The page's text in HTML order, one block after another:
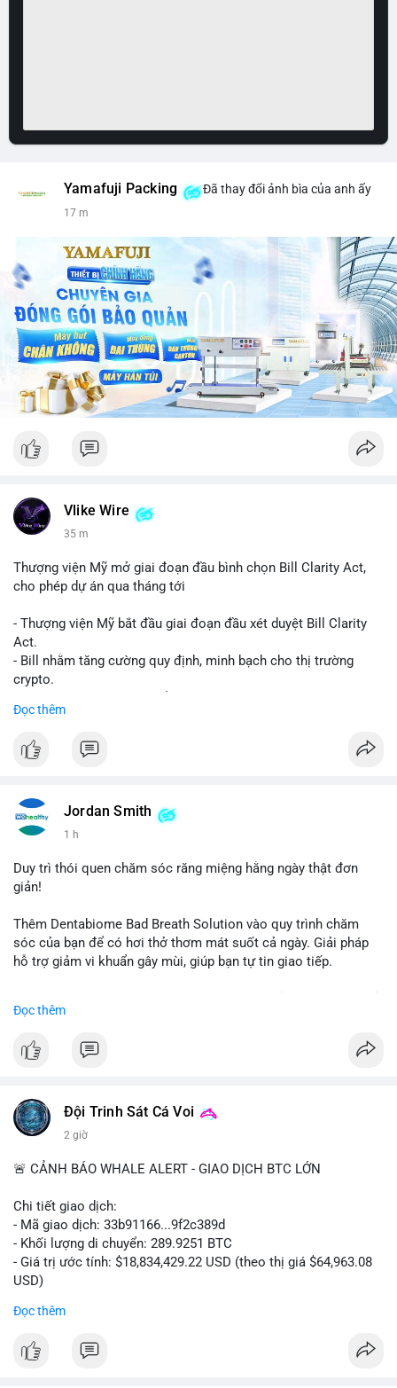
Yamafuji Packing Đã thay đổi ảnh bìa của anh ấy
17 m
Vlike Wire
35 m
Thượng viện Mỹ mở giai đoạn đầu bình chọn Bill Clarity Act,
cho phép dự án qua tháng tới
- Thượng viện Mỹ bắt đầu giai đoạn đầu xét duyệt Bill Clarity
Act.
- Bill nhằm tăng cường quy định, minh bạch cho thị trường
crypto.
- Bill có thể ảnh hưởng pháp lý, hoạt động của các đồng tiền kỹ
$btc $eth
#vlikevn #titanbot
Đọc thêm
Jordan Smith
1 h
Duy trì thói quen chăm sóc răng miệng hằng ngày thật đơn
giản!
Thêm Dentabiome Bad Breath Solution vào quy trình chăm
sóc của bạn để có hơi thở thơm mát suốt cả ngày. Giải pháp
hỗ trợ giảm vi khuẩn gây mùi, giúp bạn tự tin giao tiếp.
lớn cho nụ cười khỏe mạnh.
#dentabiome #badbreathsolution
Đọc thêm
Đội Trinh Sát Cá Voi
2 giờ
🚨 CẢNH BÁO WHALE ALERT - GIAO DỊCH BTC LỚN
Chi tiết giao dịch:
- Mã giao dịch: 33b91166...9f2c389d
- Khối lượng di chuyển: 289.9251 BTC
- Giá trị ước tính: $18,834,429.22 USD (theo thị giá $64,963.08
USD)
Khối lượng gần 290 BTC tương đương gần 19 triệu USD được
Đọc thêm